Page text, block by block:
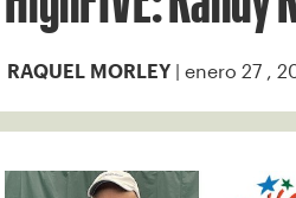
RAQUEL MORLEY | enero 27 ,